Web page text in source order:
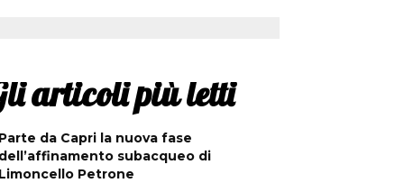
articoli più letti
da Capri la nuova fase
subacqueo di
Petrone